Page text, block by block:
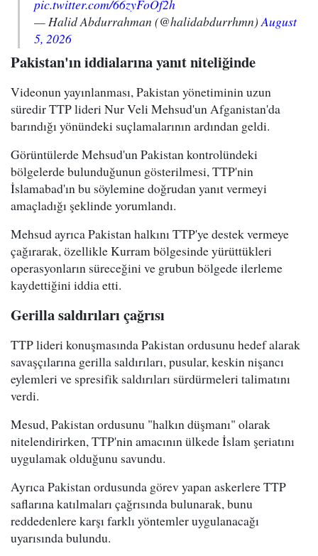
pic.twitter.com/66zyFoOf2h
— Halid Abdurrahman (@halidabdurrhmn) August
5, 2026
Pakistan'ın iddialarına yanıt niteliğinde
Videonun yayınlanması, Pakistan yönetiminin uzun
süredir TTP lideri Nur Veli Mehsud'un Afganistan'da
barındığı yönündeki suçlamalarının ardından geldi.
Görüntülerde Mehsud'un Pakistan kontrolündeki
bölgelerde bulunduğunun gösterilmesi, TTP'nin
İslamabad'ın bu söylemine doğrudan yanıt vermeyi
amaçladığı şeklinde yorumlandı.
Mehsud ayrıca Pakistan halkını TTP'ye destek vermeye
çağırarak, özellikle Kurram bölgesinde yürüttükleri
operasyonların süreceğini ve grubun bölgede ilerleme
kaydettiğini iddia etti.
Gerilla saldırıları çağrısı
TTP lideri konuşmasında Pakistan ordusunu hedef alarak
savaşçılarına gerilla saldırıları, pusular, keskin nişancı
eylemleri ve spresifik saldırıları sürdürmeleri talimatını
verdi.
Mesud, Pakistan ordusunu "halkın düşmanı" olarak
nitelendirirken, TTP'nin amacının ülkede İslam şeriatını
uygulamak olduğunu savundu.
Ayrıca Pakistan ordusunda görev yapan askerlere TTP
saflarına katılmaları çağrısında bulunarak, bunu
reddedenlere karşı farklı yöntemler uygulanacağı
uyarısında bulundu.